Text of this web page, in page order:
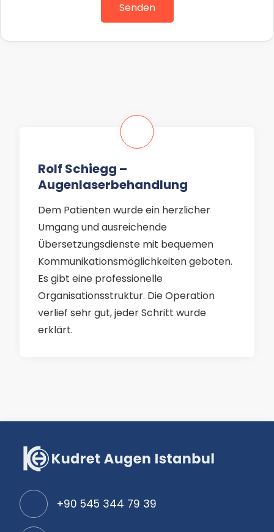
Senden
Rolf Schiegg –
Augenlaserbehandlung
Dem Patienten wurde ein herzlicher
Umgang und ausreichende
Übersetzungsdienste mit bequemen
Kommunikationsmöglichkeiten geboten.
Es gibt eine professionelle
Organisationsstruktur. Die Operation
verlief sehr gut, jeder Schritt wurde
erklärt.
+90 545 344 79 39